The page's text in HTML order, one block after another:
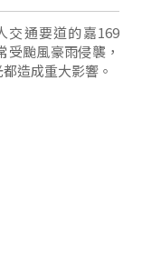
交通要道的嘉169
颱風豪雨侵襲，
造成重大影響。